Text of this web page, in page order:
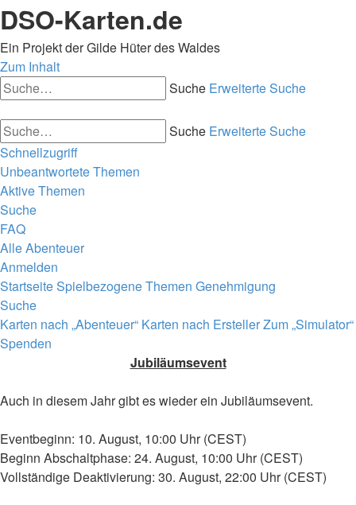
DSO-Karten.de
Ein Projekt der Gilde Hüter des Waldes
Zum Inhalt
Suche Erweiterte Suche
Suche Erweiterte Suche
Schnellzugriff
Unbeantwortete Themen
Aktive Themen
Suche
FAQ
Alle Abenteuer
Anmelden
StartseiteSpielbezogene Themen Genehmigung
Suche
Karten nach „Abenteuer“ Karten nach ErstellerZum „Simulator“
Spenden
Jubiläumsevent
Auch in diesem Jahr gibt es wieder ein Jubiläumsevent.
Eventbeginn: 10. August, 10:00 Uhr (CEST)
Beginn Abschaltphase: 24. August, 10:00 Uhr (CEST)
Vollständige Deaktivierung: 30. August, 22:00 Uhr (CEST)